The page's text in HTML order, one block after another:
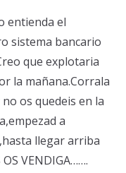
entienda el
sistema bancario
que explotaria
la mañana.Corrala
os quedeis en la
a
llegar arriba
VENDIGA…….